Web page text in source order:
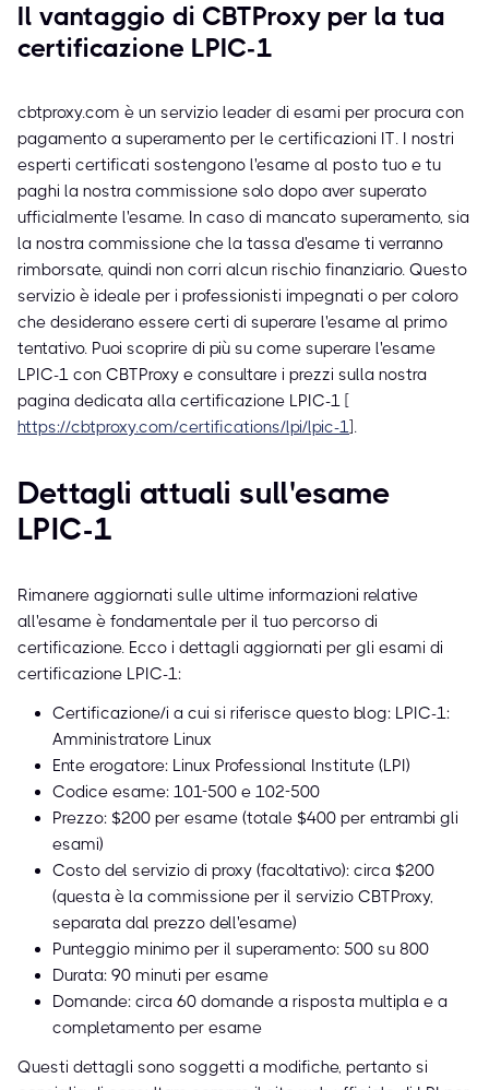
Il vantaggio di CBTProxy per la tua
certificazione LPIC-1
cbtproxy.com è un servizio leader di esami per procura con
pagamento a superamento per le certificazioni IT. I nostri
esperti certificati sostengono l'esame al posto tuo e tu
paghi la nostra commissione solo dopo aver superato
ufficialmente l'esame. In caso di mancato superamento, sia
la nostra commissione che la tassa d'esame ti verranno
rimborsate, quindi non corri alcun rischio finanziario. Questo
servizio è ideale per i professionisti impegnati o per coloro
che desiderano essere certi di superare l'esame al primo
tentativo. Puoi scoprire di più su come superare l'esame
LPIC-1 con CBTProxy e consultare i prezzi sulla nostra
pagina dedicata alla certificazione LPIC-1 [
https://cbtproxy.com/certifications/lpi/lpic-1].
Dettagli attuali sull'esame
LPIC-1
Rimanere aggiornati sulle ultime informazioni relative
all'esame è fondamentale per il tuo percorso di
certificazione. Ecco i dettagli aggiornati per gli esami di
certificazione LPIC-1:
Certificazione/i a cui si riferisce questo blog: LPIC-1:
Amministratore Linux
Ente erogatore: Linux Professional Institute (LPI)
Codice esame: 101-500 e 102-500
Prezzo: $200 per esame (totale $400 per entrambi gli
esami)
Costo del servizio di proxy (facoltativo): circa $200
(questa è la commissione per il servizio CBTProxy,
separata dal prezzo dell'esame)
Punteggio minimo per il superamento: 500 su 800
Durata: 90 minuti per esame
Domande: circa 60 domande a risposta multipla e a
completamento per esame
Questi dettagli sono soggetti a modifiche, pertanto si